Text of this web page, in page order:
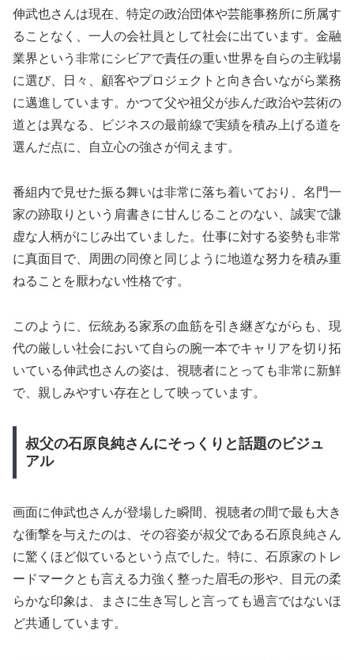
伸武也さんは現在、特定の政治団体や芸能事務所に所属す
ることなく、一人の会社員として社会に出ています。金融
業界という非常にシビアで責任の重い世界を自らの主戦場
に選び、日々、顧客やプロジェクトと向き合いながら業務
に邁進しています。かつて父や祖父が歩んだ政治や芸術の
道とは異なる、ビジネスの最前線で実績を積み上げる道を
選んだ点に、自立心の強さが伺えます。
番組内で見せた振る舞いは非常に落ち着いており、名門一
家の跡取りという肩書きに甘んじることのない、誠実で謙
虚な人柄がにじみ出ていました。仕事に対する姿勢も非常
に真面目で、周囲の同僚と同じように地道な努力を積み重
ねることを厭わない性格です。
このように、伝統ある家系の血筋を引き継ぎながらも、現
代の厳しい社会において自らの腕一本でキャリアを切り拓
いている伸武也さんの姿は、視聴者にとっても非常に新鮮
で、親しみやすい存在として映っています。
叔父の石原良純さんにそっくりと話題のビジュ
アル
画面に伸武也さんが登場した瞬間、視聴者の間で最も大き
な衝撃を与えたのは、その容姿が叔父である石原良純さん
に驚くほど似ているという点でした。特に、石原家のトレ
ードマークとも言える力強く整った眉毛の形や、目元の柔
らかな印象は、まさに生き写しと言っても過言ではないほ
ど共通しています。